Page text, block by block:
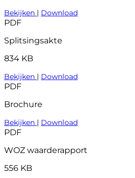
Bekijken | Download
PDF
Splitsingsakte
834 KB
Bekijken | Download
PDF
Brochure
Bekijken | Download
PDF
WOZ waarderapport
556 KB